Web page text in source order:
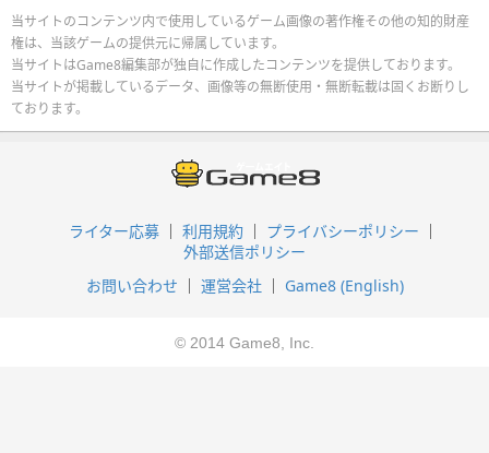
当サイトのコンテンツ内で使用しているゲーム画像の著作権その他の知的財産
権は、当該ゲームの提供元に帰属しています。
当サイトはGame8編集部が独自に作成したコンテンツを提供しております。
当サイトが掲載しているデータ、画像等の無断使用・無断転載は固くお断りし
ております。
ライター応募 利用規約
プライバシーポリシー
外部送信ポリシー
お問い合わせ
運営会社 Game8 (English)
© 2014 Game8, Inc.